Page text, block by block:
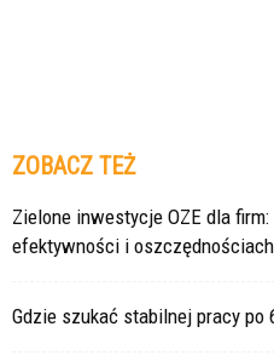
ZOBACZ TEŻ
Zielone inwestycje OZE dla
efektywności i oszczędnościach
Gdzie szukać stabilnej pracy po